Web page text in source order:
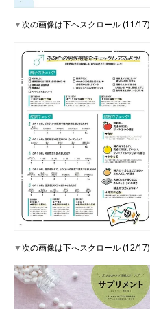
▼次の画像は下へスクロール (11/17)
▼次の画像は下へスクロール (12/17)